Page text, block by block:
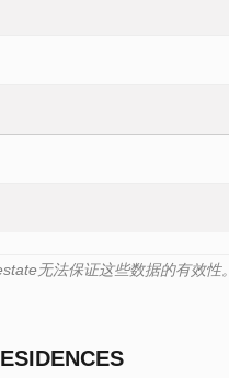
无法保证这些数据的有效性。